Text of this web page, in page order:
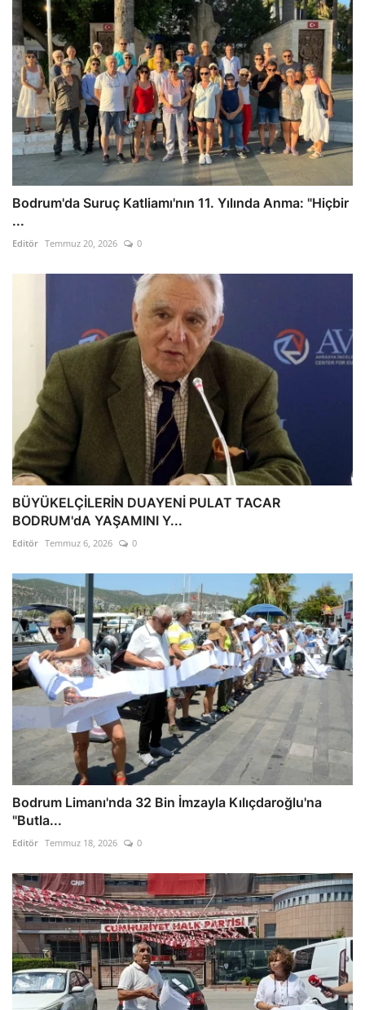
Bodrum'da Suruç Katliamı'nın 11. Yılında Anma: "Hiçbir
...
Editör Temmuz 20, 2026 0
BÜYÜKELÇİLERİN DUAYENİ PULAT TACAR
BODRUM'dA YAŞAMINI Y...
Editör Temmuz 6, 2026 0
Bodrum Limanı'nda 32 Bin İmzayla Kılıçdaroğlu'na
"Butla...
Editör Temmuz 18, 2026 0